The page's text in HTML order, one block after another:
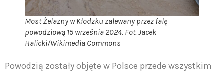
Most Żelazny w Kłodzku zalewany przez falę
powodziową 15 września 2024. Fot. Jacek
Halicki/Wikimedia Commons
Powodzią zostały objęte w Polsce przede wszystkim